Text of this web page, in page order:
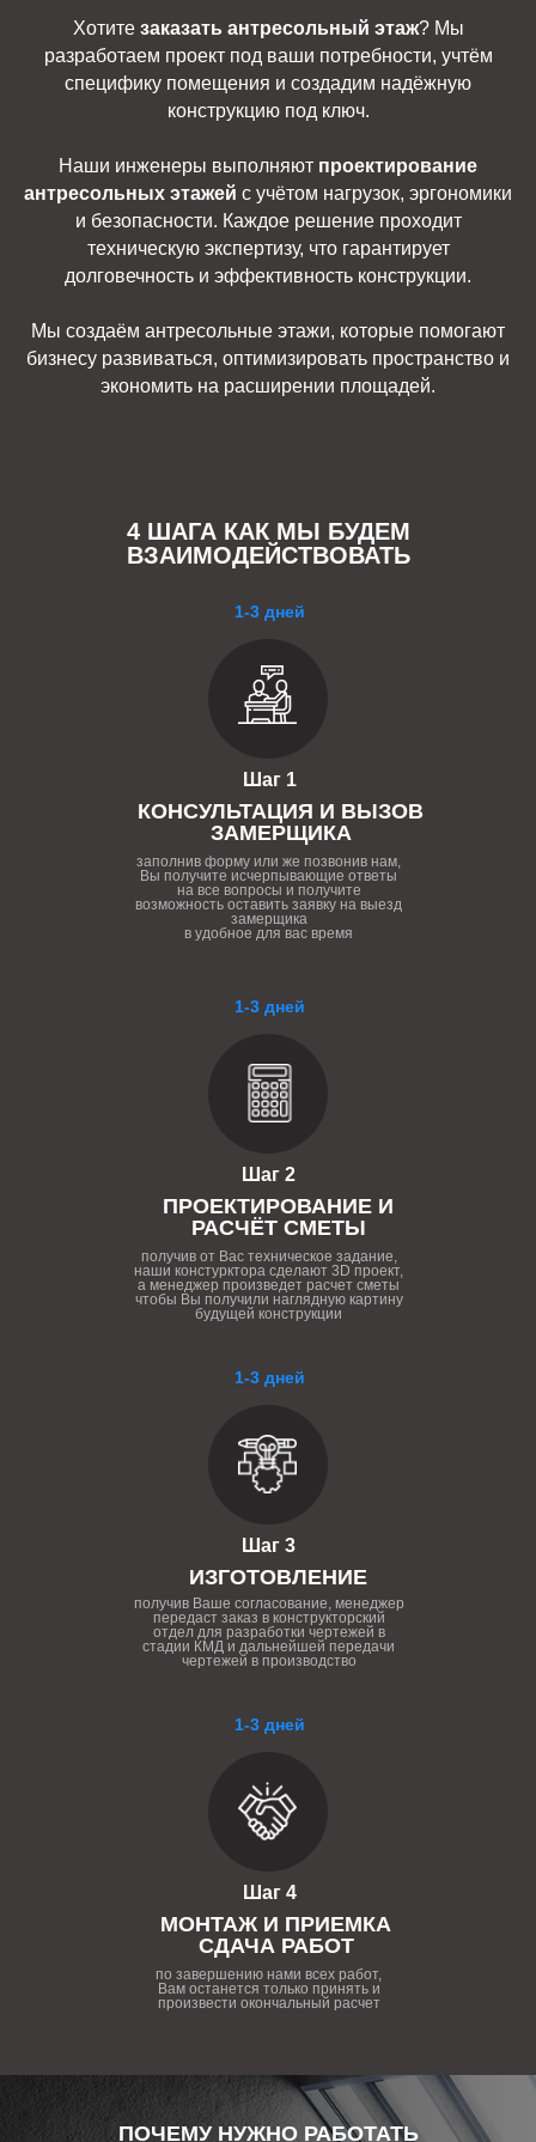
Хотите заказать антресольный этаж? Мы
разработаем проект под ваши потребности, учтём
специфику помещения и создадим надёжную
конструкцию под ключ.
Наши инженеры выполняют проектирование
антресольных этажей с учётом нагрузок, эргономики
и безопасности. Каждое решение проходит
техническую экспертизу, что гарантирует
долговечность и эффективность конструкции.
Мы создаём антресольные этажи, которые помогают
бизнесу развиваться, оптимизировать пространство и
экономить на расширении площадей.
4 ШАГА КАК МЫ БУДЕМ
ВЗАИМОДЕЙСТВОВАТЬ
1-3 дней
Шаг 4
МОНТАЖ И ПРИЕМКА
СДАЧА РАБОТ
по завершению нами всех работ,
Вам останется только принять и
произвести окончальный расчет
1-3 дней
Шаг 3
ИЗГОТОВЛЕНИЕ
получив Ваше согласование, менеджер
передаст заказ в конструкторский
отдел для разработки чертежей в
стадии КМД и дальнейшей передачи
чертежей в производство
1-3 дней
Шаг 2
ПРОЕКТИРОВАНИЕ И
РАСЧЁТ СМЕТЫ
получив от Вас техническое задание,
наши констурктора сделают 3D проект,
а менеджер произведет расчет сметы
чтобы Вы получили наглядную картину
будущей конструкции
1-3 дней
Шаг 1
КОНСУЛЬТАЦИЯ И ВЫЗОВ
ЗАМЕРЩИКА
заполнив форму или же позвонив нам,
Вы получите исчерпывающие ответы
на все вопросы и получите
возможность оставить заявку на выезд
замерщика
в удобное для вас время
ПОЧЕМУ НУЖНО РАБОТАТЬ